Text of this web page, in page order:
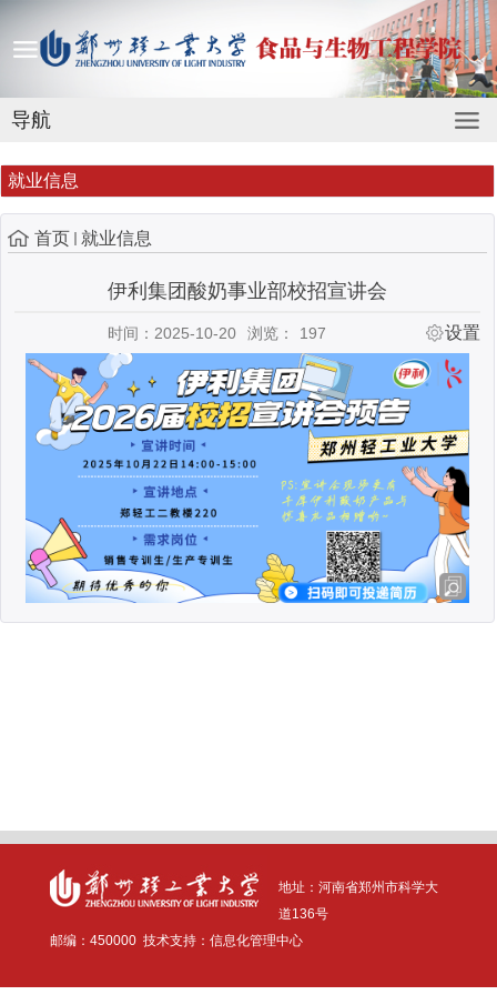
导航
就业信息
首页 就业信息
伊利集团酸奶事业部校招宣讲会
时间：2025-10-20 浏览： 197 设置
地址：河南省郑州市科学大
道136号
邮编： 450000 技术支持：信息化管理中心